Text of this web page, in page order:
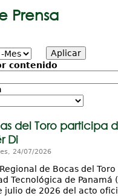
Admisión
Estudiantes
Proyectos / Extensión
Servicios
Investigación
Prensa
contenido
del Toro participa
Di
24/07/2026
de Bocas del Toro
Tecnológica de Panamá
julio de 2026 del acto